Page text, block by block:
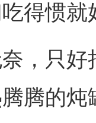
得惯就
，只
腾的